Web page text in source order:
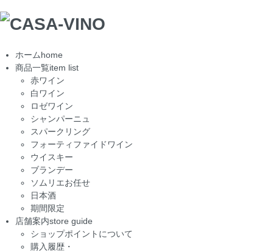
ホームhome
商品一覧item list
赤ワイン
白ワイン
ロゼワイン
シャンパーニュ
スパークリング
フォーティファイドワイン
ウイスキー
ブランデー
ソムリエお任せ
日本酒
期間限定
店舗案内store guide
ショップポイントについて
購入履歴・